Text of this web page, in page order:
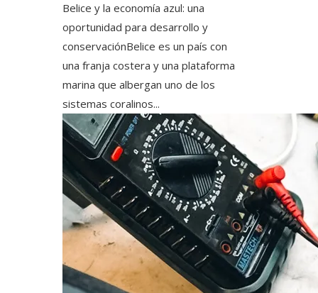
Belice y la economía azul: una
oportunidad para desarrollo y
conservaciónBelice es un país con
una franja costera y una plataforma
marina que albergan uno de los
sistemas coralinos...